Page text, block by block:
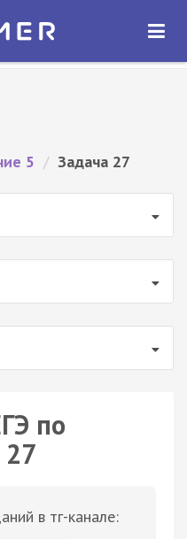
ОТКРЫТЬ
5 / Задача 27
по
в тг-канале: